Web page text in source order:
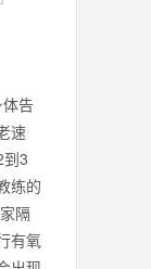
告
速
3
练的
隔
有氧